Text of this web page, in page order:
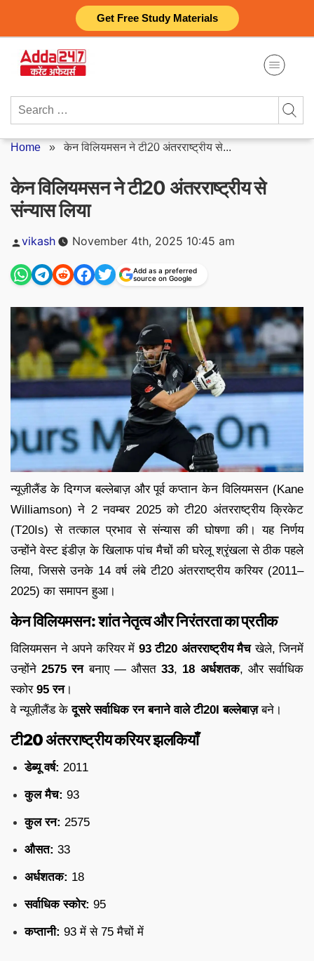
Get Free Study Materials
content
Search
Home »केन विलियमसन ने टी20 अंतरराष्ट्रीय से...
केन विलियमसन ने टी20 अंतरराष्ट्रीय से
संन्यास लिया
Posted
vikash November 4th, 2025 10:45 am
Add as a preferred
source on Google
न्यूज़ीलैंड के दिग्गज बल्लेबाज़ और पूर्व कप्तान केन विलियमसन (Kane
Williamson) ने 2 नवम्बर 2025 को टी20 अंतरराष्ट्रीय क्रिकेट
(T20Is) से तत्काल प्रभाव से संन्यास की घोषणा की। यह निर्णय
उन्होंने वेस्ट इंडीज़ के खिलाफ पांच मैचों की घरेलू श्रृंखला से ठीक पहले
लिया, जिससे उनके 14 वर्ष लंबे टी20 अंतरराष्ट्रीय करियर (2011–
2025) का समापन हुआ।
केन विलियमसन: शांत नेतृत्व और निरंतरता का प्रतीक
विलियमसन ने अपने करियर में 93 टी20 अंतरराष्ट्रीय मैचखेले, जिनमें
उन्होंने2575 रनबनाए — औसत33, 18 अर्धशतक, और सर्वाधिक
स्कोर 95 रन।
वे न्यूज़ीलैंड केदूसरे सर्वाधिक रन बनाने वाले टी20I बल्लेबाज़बने।
टी20 अंतरराष्ट्रीय करियर झलकियाँ
डेब्यू वर्ष: 2011
कुल मैच: 93
कुल रन: 2575
औसत: 33
अर्धशतक: 18
सर्वाधिक स्कोर: 95
कप्तानी: 93 में से 75 मैचों में